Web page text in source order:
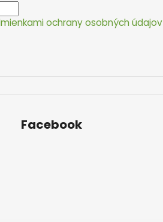
ochrany osobných údajov
Facebook